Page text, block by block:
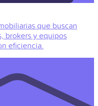
que buscan
brokers y equipos
eficiencia.